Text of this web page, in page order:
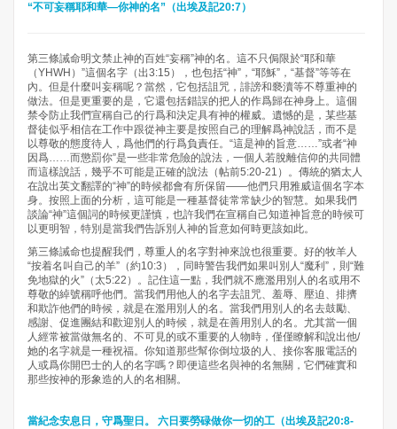
“不可妄稱耶和華―你神的名”（出埃及記20:7）
第三條誡命明文禁止神的百姓“妄稱”神的名。這不只侷限於“耶和華
（YHWH）”這個名字（出3:15），也包括“神”，“耶穌”，“基督”等等在
內。但是什麼叫妄稱呢？當然，它包括詛咒，誹謗和褻瀆等不尊重神的
做法。但是更重要的是，它還包括錯誤的把人的作爲歸在神身上。這個
禁令防止我們宣稱自己的行爲和決定具有神的權威。遺憾的是，某些基
督徒似乎相信在工作中跟從神主要是按照自己的理解爲神說話，而不是
以尊敬的態度待人，爲他們的行爲負責任。“這是神的旨意……”或者“神
因爲……而懲罰你”是一些非常危險的說法，一個人若脫離信仰的共同體
而這樣說話，幾乎不可能是正確的說法（帖前5:20-21）。傳統的猶太人
在說出英文翻譯的“神”的時候都會有所保留——他們只用雅威這個名字本
身。按照上面的分析，這可能是一種基督徒常常缺少的智慧。如果我們
談論“神”這個詞的時候更謹慎，也許我們在宣稱自己知道神旨意的時候可
以更明智，特別是當我們告訴別人神的旨意如何時更該如此。
第三條誡命也提醒我們，尊重人的名字對神來說也很重要。好的牧羊人
“按着名叫自己的羊”（約10:3），同時警告我們如果叫別人“魔利”，則“難
免地獄的火”（太5:22）。記住這一點，我們就不應濫用別人的名或用不
尊敬的綽號稱呼他們。當我們用他人的名字去詛咒、羞辱、壓迫、排擠
和欺詐他們的時候，就是在濫用別人的名。當我們用別人的名去鼓勵、
感謝、促進團結和歡迎別人的時候，就是在善用別人的名。尤其當一個
人經常被當做無名的、不可見的或不重要的人物時，僅僅瞭解和說出他/
她的名字就是一種祝福。你知道那些幫你倒垃圾的人、接你客服電話的
人或爲你開巴士的人的名字嗎？即便這些名與神的名無關，它們確實和
那些按神的形象造的人的名相關。
當紀念安息日，守爲聖日。 六日要勞碌做你一切的工（出埃及記20:8-